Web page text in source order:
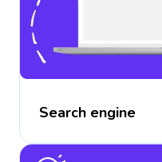
Search engine